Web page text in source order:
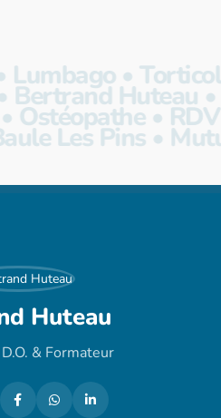
Lumbago •
Bertrand Huteau
Ostéopathe •
Les Pins •
Huteau
& Formateur